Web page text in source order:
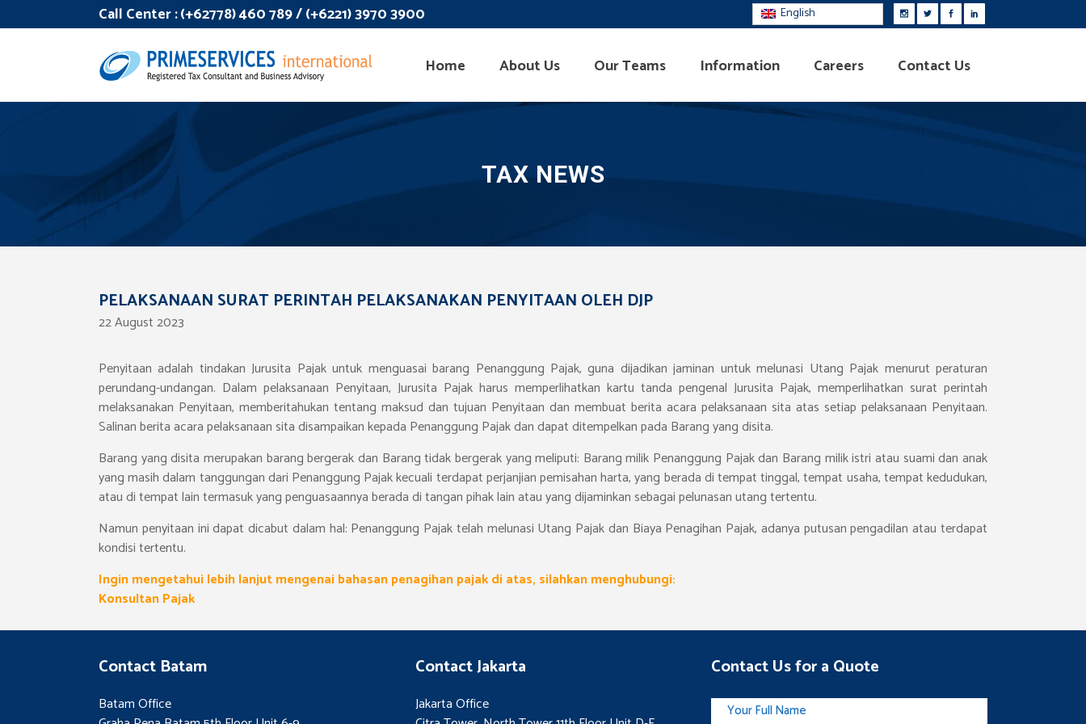
Call Center :(+62778) 460 789 / (+6221) 3970 3900 English
Home About Us Our Teams Information Careers Contact Us
TAX NEWS
PELAKSANAAN SURAT PERINTAH PELAKSANAKAN PENYITAAN OLEH DJP
22 August 2023
Penyitaan adalah tindakan Jurusita Pajak untuk menguasai barang Penanggung Pajak, guna dijadikan jaminan untuk melunasi Utang Pajak menurut peraturan
perundang-undangan. Dalam pelaksanaan Penyitaan, Jurusita Pajak harus memperlihatkan kartu tanda pengenal Jurusita Pajak, memperlihatkan surat perintah
melaksanakan Penyitaan, memberitahukan tentang maksud dan tujuan Penyitaan dan membuat berita acara pelaksanaan sita atas setiap pelaksanaan Penyitaan.
Salinan berita acara pelaksanaan sita disampaikan kepada Penanggung Pajak dan dapat ditempelkan pada Barang yang disita.
Barang yang disita merupakan barang bergerak dan Barang tidak bergerak yang meliputi: Barang milik Penanggung Pajak dan Barang milik istri atau suami dan anak
yang masih dalam tanggungan dari Penanggung Pajak kecuali terdapat perjanjian pemisahan harta, yang berada di tempat tinggal, tempat usaha, tempat kedudukan,
atau di tempat lain termasuk yang penguasaannya berada di tangan pihak lain atau yang dijaminkan sebagai pelunasan utang tertentu.
Namun penyitaan ini dapat dicabut dalam hal: Penanggung Pajak telah melunasi Utang Pajak dan Biaya Penagihan Pajak, adanya putusan pengadilan atau terdapat
kondisi tertentu.
Ingin mengetahui lebih lanjut mengenai bahasan penagihan pajak di atas, silahkan menghubungi:
Konsultan Pajak
Contact Batam
Batam Office
Contact Jakarta
Jakarta Office
Contact Us for a Quote